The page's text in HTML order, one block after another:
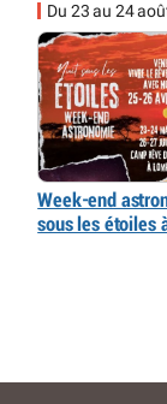
Du 23 au 24
Week-end
sous les étoiles